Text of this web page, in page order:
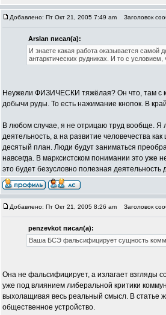
Добавлено: Пт Окт 21, 2005 7:49 am Заголовок
Arslan писал(а):
И знаете какая работа оказывается самой
антарктических рудниках. И то с
Неужели ФИЗИЧЕСКИ тяжёлая? Он что, там с
добычи руды. То есть нажимание кнопок. В
В любом случае, я не отрицаю труд вообще. Я
деятельность, а на развитие человечества
десятый план. Люди будут заниматься
навсегда. В марксистском понимании это уже
это будет безусловно полезная
Добавлено: Пт Окт 21, 2005 8:26 am Заголовок
penzevkot писал(а):
Ваша БСЭ фальсифицирует сущность
Она не фальсифицирует, а излагает взгляды
уже под влиянием либеральной критики
выхолащивая весь реальный смысл. В статье
общественное устройство.